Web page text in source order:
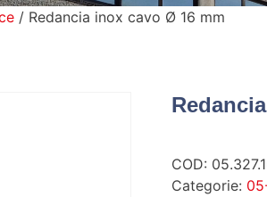
/ Redancia inox cavo Ø 16 mm
COD:
Categorie: